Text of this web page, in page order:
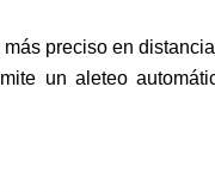
preciso en
un aleteo